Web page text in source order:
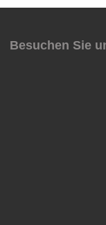
Besuchen Sie